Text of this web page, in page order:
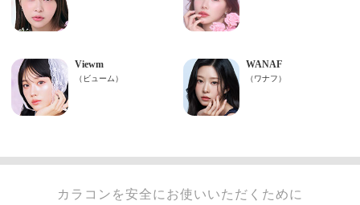
カラコンを安全にお使いいただくために